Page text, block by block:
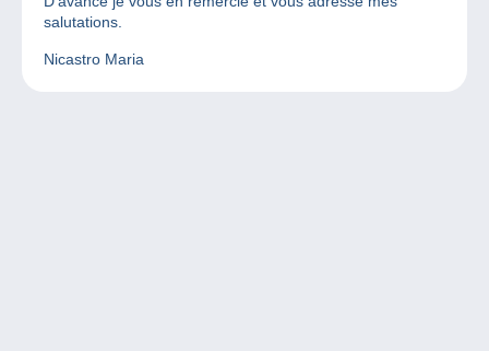
salutations.
Nicastro Maria